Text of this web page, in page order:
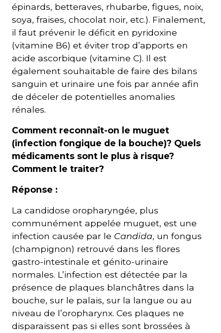
épinards, betteraves, rhubarbe, figues, noix,
soya, fraises, chocolat noir, etc.). Finalement,
il faut prévenir le déficit en pyridoxine
(vitamine B6) et éviter trop d’apports en
acide ascorbique (vitamine C). Il est
également souhaitable de faire des bilans
sanguin et urinaire une fois par année afin
de déceler de potentielles anomalies
rénales.
Comment reconnaît-on le muguet
(infection fongique de la bouche)? Quels
médicaments sont le plus à risque?
Comment le traiter?
Réponse :
La candidose oropharyngée, plus
communément appelée muguet, est une
infection causée par le Candida, un fongus
(champignon) retrouvé dans les flores
gastro-intestinale et génito-urinaire
normales. L’infection est détectée par la
présence de plaques blanchâtres dans la
bouche, sur le palais, sur la langue ou au
niveau de l’oropharynx. Ces plaques ne
disparaissent pas si elles sont brossées à